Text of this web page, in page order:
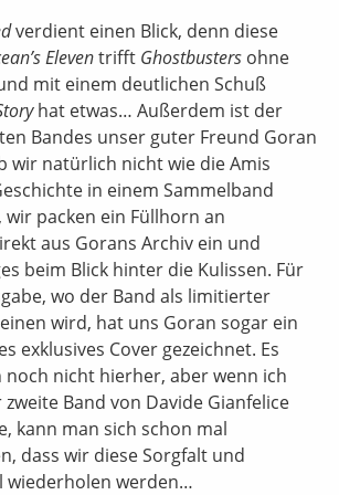
verdient einen Blick, denn diese
Eleventrifft Ghostbusters ohne
mit einem deutlichen Schuß
hat etwas… Außerdem ist der
Bandes unser guter Freund Goran
wir natürlich nicht wie die Amis
in einem Sammelband
packen ein Füllhorn an
aus Gorans Archiv ein und
beim Blick hinter die Kulissen. Für
wo der Band als limitierter
wird, hat uns Goran sogar ein
exklusives Cover gezeichnet. Es
nicht hierher, aber wenn ich
Band von Davide Gianfelice
kann man sich schon mal
dass wir diese Sorgfalt und
wiederholen werden…